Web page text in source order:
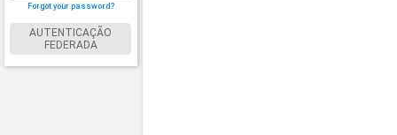
Forgot your password?
AUTENTICAÇÃO
FEDERADA